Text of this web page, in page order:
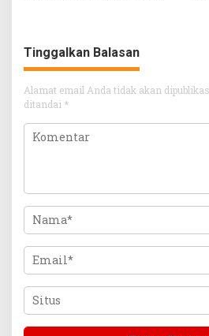
Tinggalkan Balasan
Alamat email Anda tidak akan
ditandai *